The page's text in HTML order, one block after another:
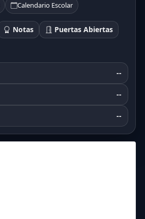
Calendario Escolar
Notas
Puertas Abiertas
--
--
--